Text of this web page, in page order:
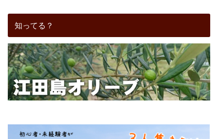
知ってる？